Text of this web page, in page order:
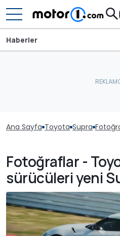
Haberler
Ana Sayfa Toyota Supra
Fotoğraflar -
sürücüleri yeni